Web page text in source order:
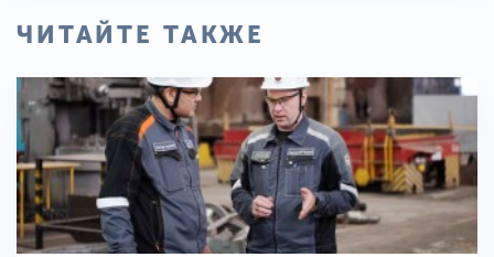
ЧИТАЙТЕ ТАКЖЕ